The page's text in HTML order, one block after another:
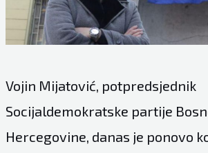
Vojin Mijatović, potpredsjednik
Socijaldemokratske partije
Hercegovine, danas je ponovo